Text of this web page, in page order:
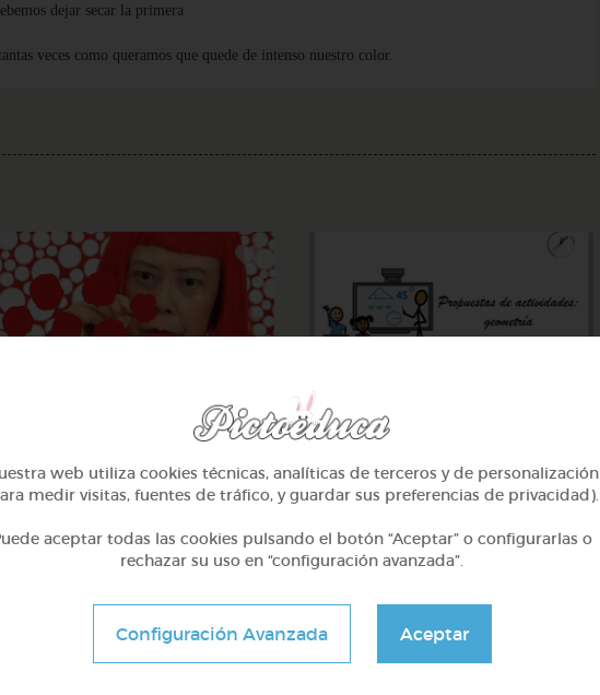
dejar secar la primera
veces como queramos que quede de intenso nuestro color.
1º Primaria (6-7 años)
¡el arte y yayoi kusama!
@avilla74
1º Primaria (6-7 años)
Geometría y fotografía
@GrupoAdapta
web utiliza cookies técnicas, analíticas de terceros y de personalización
medir visitas, fuentes de tráfico, y guardar sus preferencias de privacidad).
aceptar todas las cookies pulsando el botón “Aceptar” o configurarlas o
rechazar su uso en “configuración avanzada”.
Configuración Avanzada Aceptar